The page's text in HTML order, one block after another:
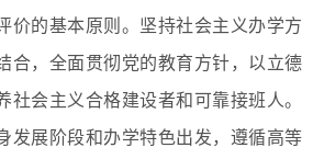
的基本原则。坚持社会主义办学方
合，全面贯彻党的教育方针，以立德
社会主义合格建设者和可靠接班人。
发展阶段和办学特色出发，遵循高等